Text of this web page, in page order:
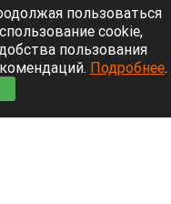
на гребном
турнир
команд боролись
Сибирской РЖД».
пользоваться
cookie,
пользования
Подробнее.